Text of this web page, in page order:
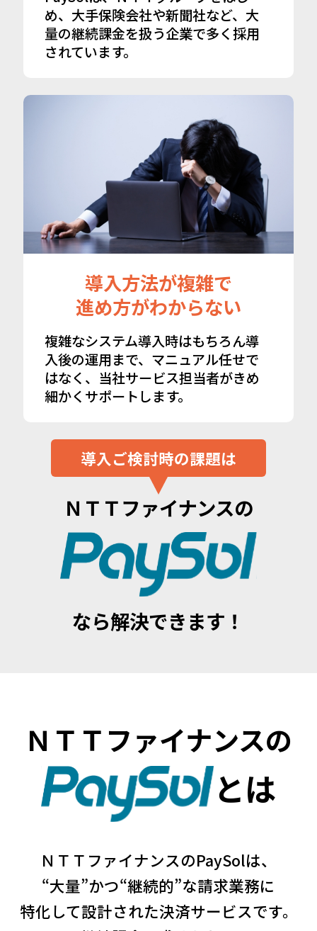
め、大手保険会社や新聞社など、大
量の継続課金を扱う企業で多く採用
されています。
導入方法が複雑で
進め方がわからない
複雑なシステム導入時はもちろん導
入後の運用まで、マニュアル任せで
はなく、当社サービス担当者がきめ
細かくサポートします。
導入ご検討時の課題は
ＮＴＴファイナンスの
なら解決できます！
ＮＴＴファイナンスの
とは
ＮＴＴファイナンスのPaySolは、
“大量”かつ“継続的”な請求業務に
特化して設計された決済サービスです。